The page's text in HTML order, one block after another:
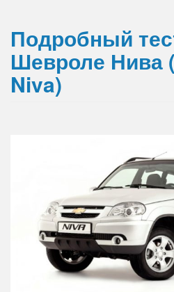
Подробный
Шевроле Нива
Niva)